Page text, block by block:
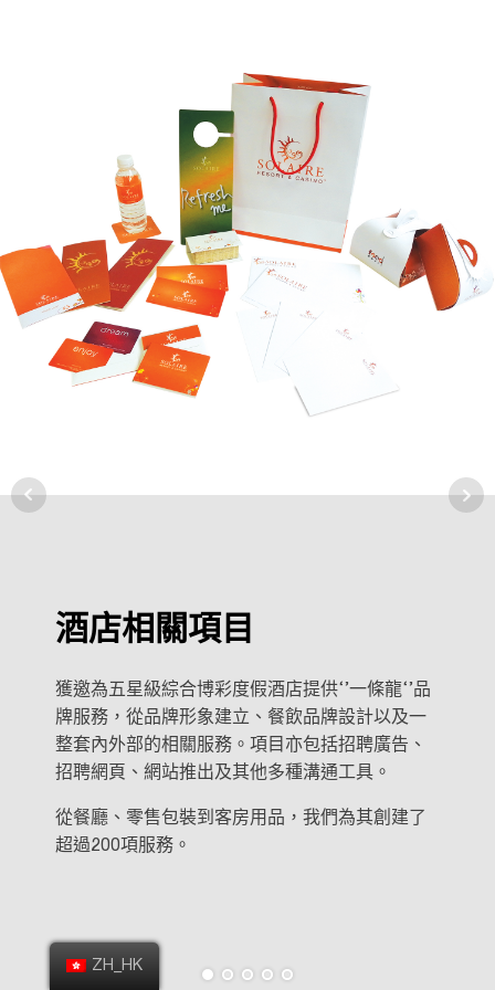
酒店相關項目
獲邀為五星級綜合博彩度假酒店提供‘’一條龍‘’品
牌服務，從品牌形象建立、餐飲品牌設計以及一
整套內外部的相關服務。項目亦包括招聘廣告、
招聘網頁、網站推出及其他多種溝通工具。
從餐廳、零售包裝到客房用品，我們為其創建了
超過200項服務。
ZH_HK